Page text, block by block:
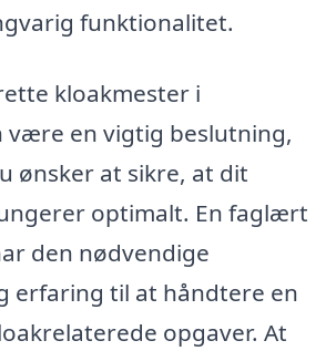
funktionalitet.
kloakmester i
være en vigtig beslutning,
ønsker at sikre, at dit
optimalt. En faglært
den nødvendige
erfaring til at håndtere en
opgaver. At